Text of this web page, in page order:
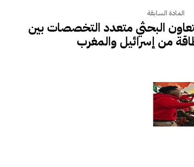
المادة السابقة
البحثي متعدد التخصصات بين
من إسرائيل والمغرب